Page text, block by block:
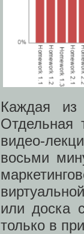
Каждая из
Отдельная
видео-
восьми
или доска
только в